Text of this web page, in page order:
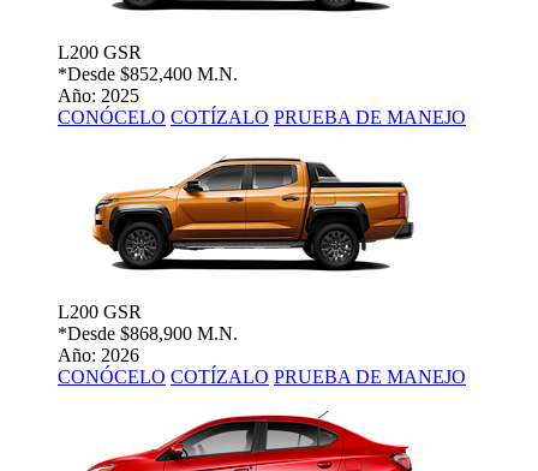
L200 GSR
*Desde $852,400 M.N.
Año: 2025
CONÓCELO COTÍZALO PRUEBA DE MANEJO
L200 GSR
*Desde $868,900 M.N.
Año: 2026
CONÓCELO COTÍZALO PRUEBA DE MANEJO